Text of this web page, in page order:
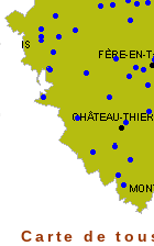
Carte de